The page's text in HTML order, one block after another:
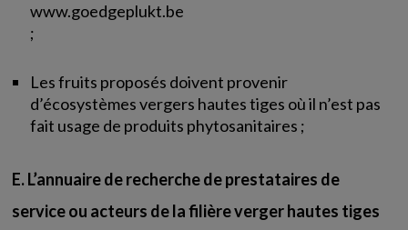
www.goedgeplukt.be
;
Les fruits proposés doivent provenir
d’écosystèmes vergers hautes tiges où il n’est pas
fait usage de produits phytosanitaires ;
E. L’annuaire de recherche de prestataires de
service ou acteurs de la filière verger hautes tiges